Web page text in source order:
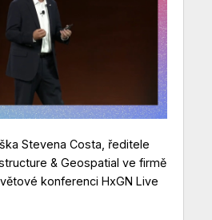
Stevena Costa, ředitele
& Geospatial ve firmě
konferenci HxGN Live